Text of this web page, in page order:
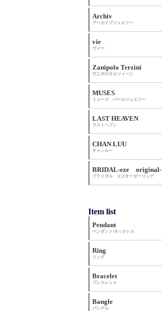
Archiv
アーカイブジュエリー
vie
ヴィー
Zanipolo Terzini
ザニポロタルツィーニ
MUSES
ミューズ パールジュエリー
LAST HEAVEN
ラストヘブン
CHAN LUU
チャンルー
BRIDAL-eze original-
ブライダル エズオーダーリング
Item list
Pendant
ペンダント/ネックレス
Ring
リング
Bracelet
ブレスレット
Bangle
バングル